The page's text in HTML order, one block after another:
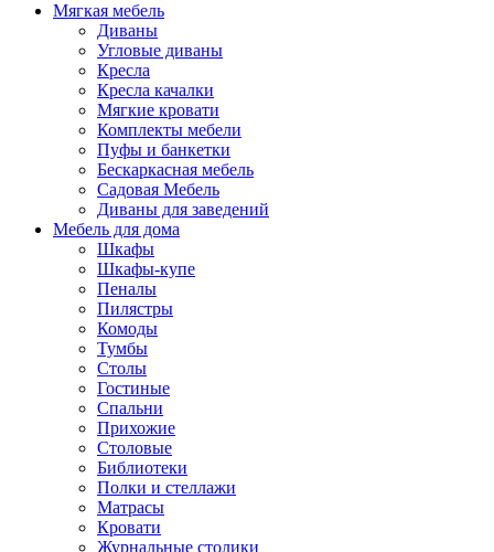
Мягкая мебель
Диваны
Угловые диваны
Кресла
Кресла качалки
Мягкие кровати
Комплекты мебели
Пуфы и банкетки
Бескаркасная мебель
Садовая Мебель
Диваны для заведений
Мебель для дома
Шкафы
Шкафы-купе
Пеналы
Пилястры
Комоды
Тумбы
Столы
Гостиные
Спальни
Прихожие
Столовые
Библиотеки
Полки и стеллажи
Матрасы
Кровати
Журнальные столики